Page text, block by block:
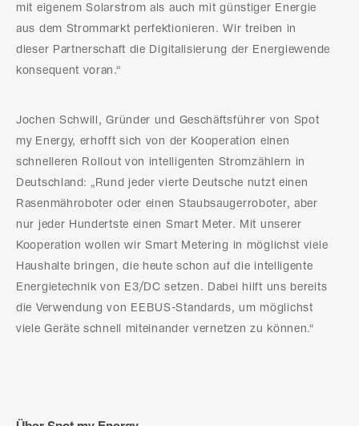
mit eigenem Solarstrom als auch mit günstiger Energie
aus dem Strommarkt perfektionieren. Wir treiben in
dieser Partnerschaft die Digitalisierung der Energiewende
konsequent voran.“
Jochen Schwill, Gründer und Geschäftsführer von Spot
my Energy, erhofft sich von der Kooperation einen
schnelleren Rollout von intelligenten Stromzählern in
Deutschland: „Rund jeder vierte Deutsche nutzt einen
Rasenmähroboter oder einen Staubsaugerroboter, aber
nur jeder Hundertste einen Smart Meter. Mit unserer
Kooperation wollen wir Smart Metering in möglichst viele
Haushalte bringen, die heute schon auf die intelligente
Energietechnik von E3/DC setzen. Dabei hilft uns bereits
die Verwendung von EEBUS-Standards, um möglichst
viele Geräte schnell miteinander vernetzen zu können.“